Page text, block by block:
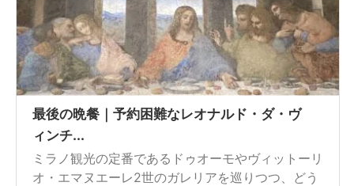
最後の晩餐｜予約困難なレオナルド・ダ・ヴ
ィンチ...
ミラノ観光の定番であるドゥオーモやヴィットーリ
オ・エマヌエーレ2世のガレリアを巡りつつ、どう